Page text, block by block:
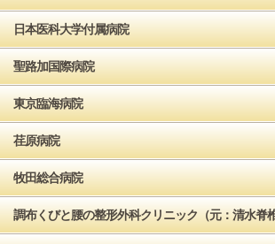
日本医科大学付属病院
聖路加国際病院
東京臨海病院
荏原病院
牧田総合病院
調布くびと腰の整形外科クリニック（元：清水脊